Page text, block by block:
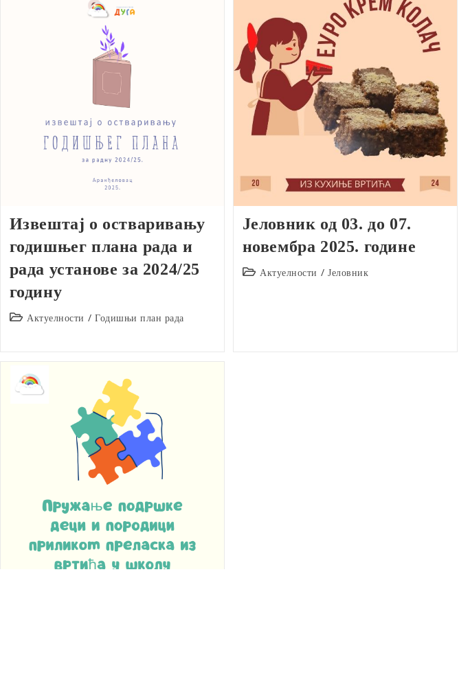
Извештај о остваривању
годишњег плана рада и
рада установе за 2024/25
годину
PostАктуелности / Годишњи план рада
Јеловник од 03. до 07.
новембра 2025. године
PostАктуелности / Јеловник
Књаза Милоша 178, Аранђеловац
34300
+381 34 701 870
www.puduga.rs